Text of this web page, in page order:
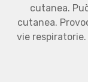
cutanea.
cutanea.
vie